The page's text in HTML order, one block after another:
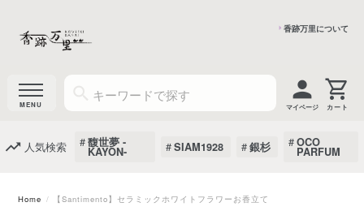
香跡万里について
マイページ
人気検索 馥世夢 -
KAYON- SIAM1928 銀杉 OCO
PARFUM
Home 【Santimento】セラミックホワイトフラワーお香立て